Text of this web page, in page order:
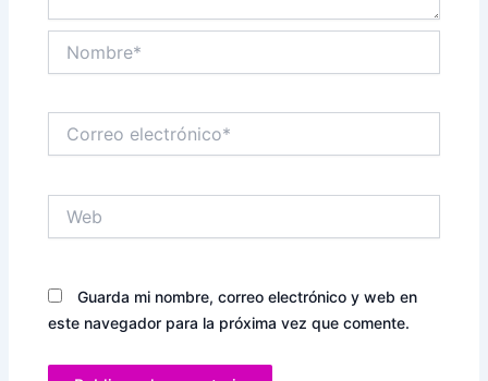
electrónico*
Guarda mi nombre, correo electrónico y web en
este navegador para la próxima vez que comente.